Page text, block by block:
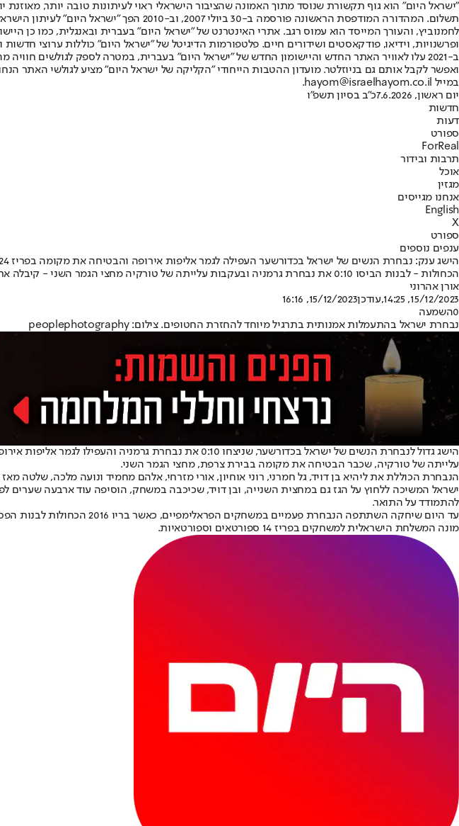
"ישראל היום" הוא גוף תקשורת שנוסד מתוך האמונה שהציבור הישראלי ראוי לעיתונות טובה יותר, מאוזנת
תשלום. המהדורה המודפסת הראשונה פורסמה ב-
ופרשנויות, וידיאו, פודקאסטים ושידורים חיים. פלטפורמות הדיגיטל של "ישראל היום" כוללות ערוצי
ב-2021 עלו לאוויר האתר החדש והיישומון החדש של "ישראל היום" בעברית, במטרה לספק לגולשים
ואפשר לקבל אותם גם בניוזלטר. מועדון ההטבות הייחודי "הקליקה של ישראל היום" מציע לגולשי האתר
במייל hayom@israelhayom.co.il.
יום ראשון, 7.6.2026
כ"ב בסיון תשפ"ו
חדשות
דעות
ספורט
ForReal
תרבות ובידור
אוכל
מגזין
אנחנו מגייסים
English
X
ספורט
ענפים נוספים
הישג ענק: נבחרת הנשים של ישראל בכדורשער העפילה לגמר אליפות אירופה והבטיחה את מקומה בפריז 2024
הכחולות - לבנות הביסו 0:10 את נבחרת גרמניה ובעקבות עלייתה של טורקיה מחצי הגמר השני - קיבלה את הכרטיס האחרון למשחקים הפראלימפיים • ליהיא בן דוד הצטיינה עם 9 שערים
אורן אהרוני
15/12/2023, 14:25
,עודכן15/12/2023, 16:16
0השמעה
נבחרת ישראל בהתעמלות אמנותית בתרגיל מיוחד להחזרת החטופים. צילום: peoplephotography
עלייתה של טורקיה, שכבר הבטיחה את מקומה בבירת צרפת, מחצי הגמר השני.
הנבחרת הכוללת את ליהיא בן דויד, גל חמרני, רוני אוחיון, אורי מזרחי, אלהם מחמיד ונועה מלכה,
ישראל המשיכה ללחוץ על הגז גם במחצית השנייה, ובן דויד, שכיכבה במשחק, הוסיפה עוד ארבעה
להתמודד על התואר.
מונה המשלחת הישראלית למשחקים בפריז 14 ספורטאים וספורטאיות.